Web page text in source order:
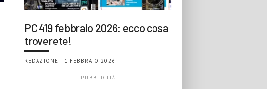
PC 419 febbraio 2026: ecco cosa
troverete!
REDAZIONE | 1 FEBBRAIO 2026